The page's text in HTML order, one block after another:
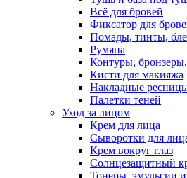
Всё для бровей
Фиксатор для
Помады, тинты,
Румяна
Контуры,
Кисти для макияжа
Накладные
Палетки теней
Уход за лицом
Крем для лица
Сыворотки для
Крем вокруг глаз
Солнцезащитный